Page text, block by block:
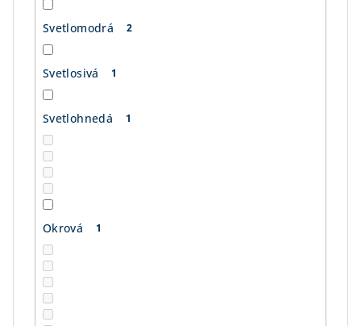
Svetlomodrá 2
Svetlosivá 1
Svetlohnedá 1
Okrová 1